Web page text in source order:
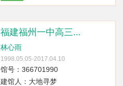
福建福州一中高三...
林心雨
1998.05.05-2017.04.10
馆号：366701990
建馆人：大地寻梦